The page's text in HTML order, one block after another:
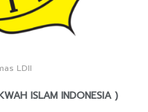
LDII
ISLAM INDONESIA )